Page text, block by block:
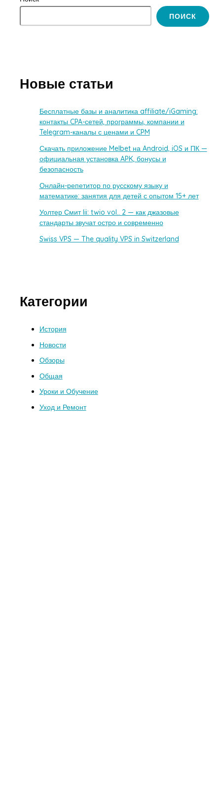
ПОИСК
Новые статьи
Бесплатные базы и аналитика affiliate/iGaming:
контакты CPA-сетей, программы, компании и
Telegram-каналы с ценами и CPM
Скачать приложение Melbet на Android, iOS и ПК —
официальная установка APK, бонусы и
безопасность
Онлайн-репетитор по русскому языку и
математике: занятия для детей с опытом 15+ лет
Уолтер Смит Iii: twio vol.. 2 — как джазовые
стандарты звучат остро и современно
Swiss VPS — The quality VPS in Switzerland
Категории
История
Новости
Обзоры
Общая
Уроки и Обучение
Уход и Ремонт